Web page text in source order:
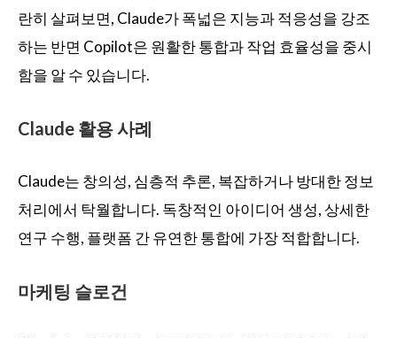
란히 살펴보면, Claude가 폭넓은 지능과 적응성을 강조
하는 반면 Copilot은 원활한 통합과 작업 효율성을 중시
함을 알 수 있습니다.
Claude 활용 사례
Claude는 창의성, 심층적 추론, 복잡하거나 방대한 정보
처리에서 탁월합니다. 독창적인 아이디어 생성, 상세한
연구 수행, 플랫폼 간 유연한 통합에 가장 적합합니다.
마케팅 슬로건